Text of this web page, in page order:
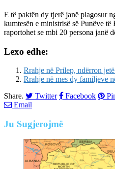
E të paktën dy tjerë janë plagosur
kumtesën e ministrisë së Punëve
raportohet se mbi 20 persona janë
Lexo edhe:
Rrahje në Prilep, ndërron
Rrahje në mes dy familjeve
Share.
Twitter Facebook
Email
Ju Sugjerojmë